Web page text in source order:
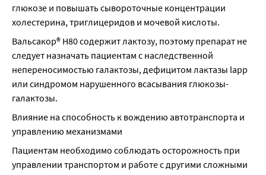
глюкозе и повышать сывороточные концентрации
холестерина, триглицеридов и мочевой кислоты.
Вальсакор® Н80 содержит лактозу, поэтому препарат не
следует назначать пациентам с наследственной
непереносимостью галактозы, дефицитом лактазы lapp
или синдромом нарушенного всасывания глюкозы-
галактозы.
Влияние на способность к вождению автотранспорта и
управлению механизмами
Пациентам необходимо соблюдать осторожность при
управлении транспортом и работе с другими сложными